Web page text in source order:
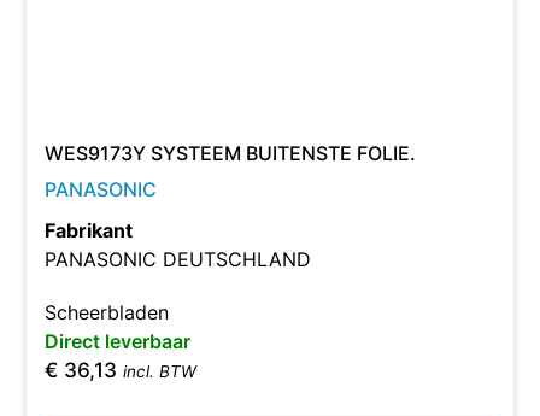
WES9173Y SYSTEEM BUITENSTE FOLIE.
PANASONIC
Fabrikant
PANASONIC DEUTSCHLAND
Scheerbladen
Direct leverbaar
€ 36,13 incl. BTW